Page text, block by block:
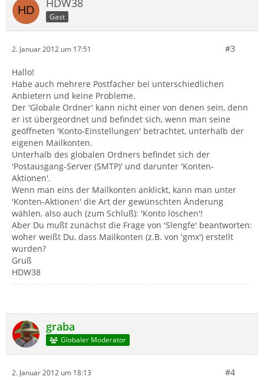
HDW38
Gast
2. Januar 2012 um 17:51 #3
Hallo!
Habe auch mehrere Postfächer bei unterschiedlichen
Anbietern und keine Probleme.
Der 'Globale Ordner' kann nicht einer von denen sein, denn
er ist übergeordnet und befindet sich, wenn man seine
geöffneten 'Konto-Einstellungen' betrachtet, unterhalb der
eigenen Mailkonten.
Unterhalb des globalen Ordners befindet sich der
'Postausgang-Server (SMTP)' und darunter 'Konten-
Aktionen'.
Wenn man eins der Mailkonten anklickt, kann man unter
'Konten-Aktionen' die Art der gewünschten Änderung
wählen, also auch (zum Schluß): 'Konto löschen'!
Aber Du mußt zunächst die Frage von 'Slengfe' beantworten:
woher weißt Du, dass Mailkonten (z.B. von 'gmx') erstellt
wurden?
Gruß
HDW38
graba
Globaler Moderator
2. Januar 2012 um 18:13 #4